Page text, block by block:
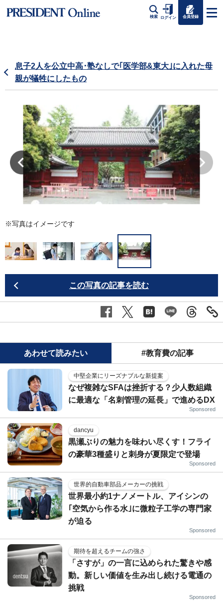
検索 ログイン 会員登録
息子2人を公立中高･塾なしで｢医学部&東大｣に入れた母
親が犠牲にしたもの
※写真はイメージです
この写真の記事を読む
あわせて読みたい #教育費の記事
中堅企業にリーズナブルな新提案
なぜ複雑なSFAは挫折する？少人数組織
に最適な「名刺管理の延長」で進めるDX
Sponsored
dancyu
黒瀬ぶりの魅力を味わい尽くす！フライ
の豪華3種盛りと刺身が夏限定で登場
Sponsored
世界的自動車部品メーカーの挑戦
世界最小約1ナノメートル、アイシンの
｢空気から作る水｣に微粒子工学の専門家
が迫る
Sponsored
期待を超えるチームの強さ
「さすが」の一言に込められた驚きや感
動。新しい価値を生み出し続ける電通の
挑戦
Sponsored